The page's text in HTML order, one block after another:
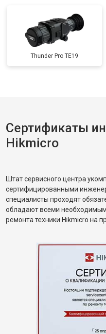
Thunder Pro TE19
Сертификаты
Hikmicro
Штат сервисного центра
сертифицированными
специалисты проходят
обладают всеми
ремонта техники Hikmicro на